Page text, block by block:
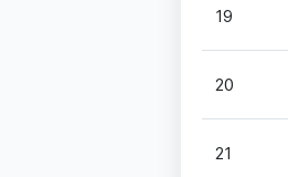
19
20
21